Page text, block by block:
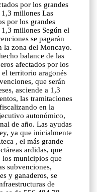
por los grandes
millones Las
por los grandes
millones Según el
se pagarán
la zona del Moncayo.
balance de las
afectados por los
territorio aragonés
que serán
asciende a 1,3
las tramitaciones
en la
autonómico,
de año. Las ayudas
ya que inicialmente
, el más grande
ardidas, que
los municipios que
subvenciones,
y ganaderos, se
de